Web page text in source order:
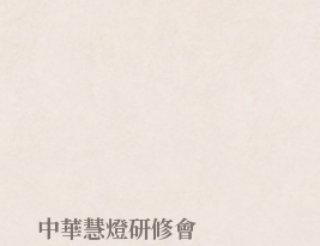
中華慧燈研修會